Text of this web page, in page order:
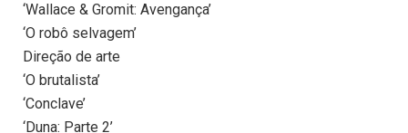
‘Wallace & Gromit: Avengança’
‘O robô selvagem’
Direção de arte
‘O brutalista’
‘Conclave’
‘Duna: Parte 2’